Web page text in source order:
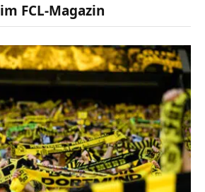
im FCL-Magazin